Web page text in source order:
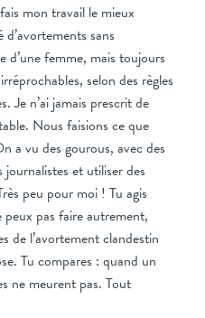
mon travail le mieux
d’avortements sans
d’une femme, mais toujours
selon des règles
Je n’ai jamais prescrit de
Nous faisions ce que
a vu des gourous, avec des
et utiliser des
peu pour moi ! Tu agis
pas faire autrement,
de l’avortement clandestin
Tu compares : quand un
ne meurent pas. Tout